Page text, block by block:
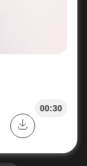
00:30